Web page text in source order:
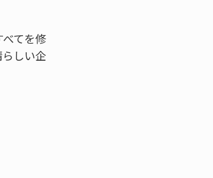
てを修
しい企